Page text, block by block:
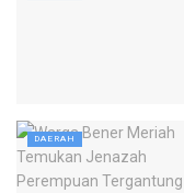
DAERAH